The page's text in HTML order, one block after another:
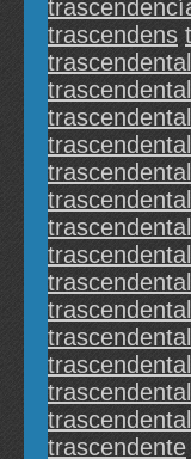
trascendens
trascendental
trascendente